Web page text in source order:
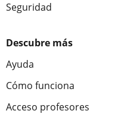
Seguridad
Descubre más
Ayuda
Cómo funciona
Acceso profesores